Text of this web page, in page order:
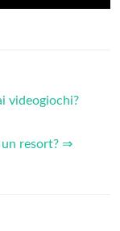
videogiochi?
resort? ⇒